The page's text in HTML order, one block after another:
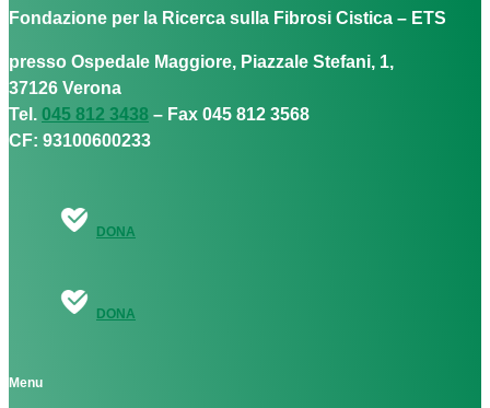
Fondazione per la Ricerca sulla Fibrosi Cistica – ETS
presso Ospedale Maggiore, Piazzale Stefani, 1,
37126 Verona
Tel. 045 812 3438 – Fax 045 812 3568
CF: 93100600233
DONA
DONA
Menu